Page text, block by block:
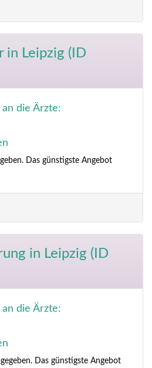
in Leipzig (ID
die Ärzte:
Das günstigste Angebot
in Leipzig (ID
die Ärzte:
Das günstigste Angebot